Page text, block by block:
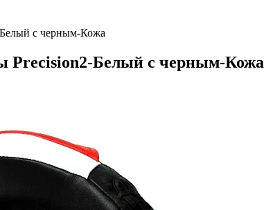
с черным-Кожа
Precision2-Белый с черным-Кожа